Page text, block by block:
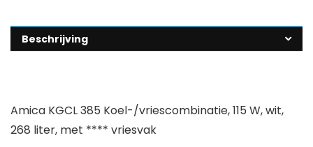
Beschrijving
Amica KGCL 385 Koel-/vriescombinatie, 115 W, wit,
268 liter, met **** vriesvak